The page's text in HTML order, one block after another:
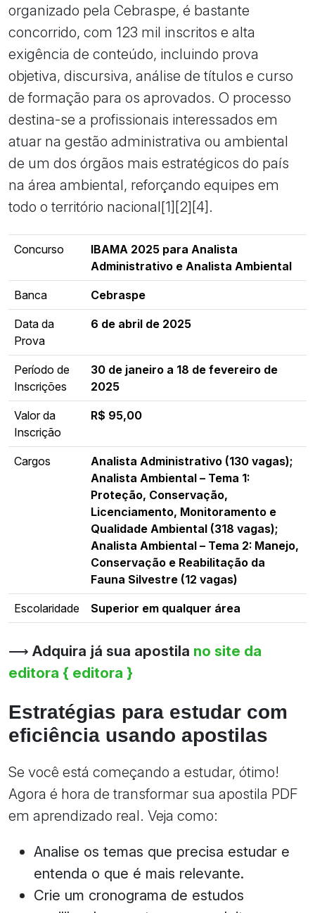
organizado pela Cebraspe, é bastante
concorrido, com 123 mil inscritos e alta
exigência de conteúdo, incluindo prova
objetiva, discursiva, análise de títulos e curso
de formação para os aprovados. O processo
destina-se a profissionais interessados em
atuar na gestão administrativa ou ambiental
de um dos órgãos mais estratégicos do país
na área ambiental, reforçando equipes em
todo o território nacional[1][2][4].
Concurso
IBAMA 2025 para Analista
Administrativo e Analista Ambiental
Banca Cebraspe
Data da
Prova
6 de abril de 2025
Período de
Inscrições
30 de janeiro a 18 de fevereiro de
2025
Valor da
Inscrição
R$ 95,00
Cargos
Analista Administrativo (130 vagas);
Analista Ambiental – Tema 1:
Proteção, Conservação,
Licenciamento, Monitoramento e
Qualidade Ambiental (318 vagas);
Analista Ambiental – Tema 2: Manejo,
Conservação e Reabilitação da
Fauna Silvestre (12 vagas)
Escolaridade Superior em qualquer área
⟶ Adquira já sua apostila no site da
editora { editora }
Estratégias para estudar com
eficiência usando apostilas
Se você está começando a estudar, ótimo!
Agora é hora de transformar sua apostila PDF
em aprendizado real. Veja como:
Analise os temas que precisa estudar e
entenda o que é mais relevante.
Crie um cronograma de estudos